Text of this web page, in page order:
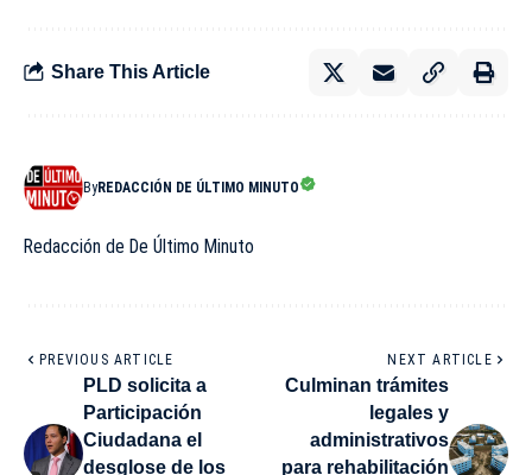
Share This Article
ByREDACCIÓN DE ÚLTIMO MINUTO
Redacción de De Último Minuto
PREVIOUS ARTICLE
PLD solicita a
Participación
Ciudadana el
desglose de los
NEXT ARTICLE
Culminan trámites
legales y
administrativos
para rehabilitación